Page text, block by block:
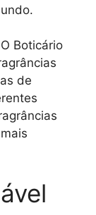
Boticário
de